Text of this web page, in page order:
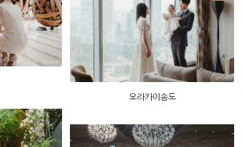
오라카이송도